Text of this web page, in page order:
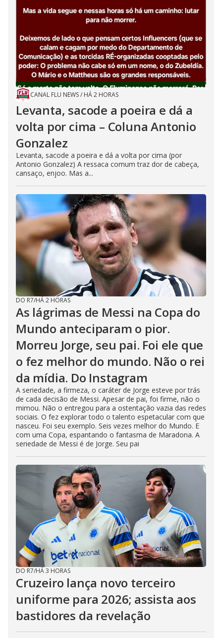
CANAL FLU NEWS/ HÁ 2 HORAS
Levanta, sacode a poeira e dá a
volta por cima – Coluna Antonio
Gonzalez
Levanta, sacode a poeira e dá a volta por cima (por
Antonio Gonzalez) A ressaca comum traz dor de cabeça,
cansaço, enjoo. Mas a...
DO R7/HÁ 2 HORAS
As lágrimas de Messi na Copa do
Mundo anteciparam o pior.
Morreu Jorge, seu pai. Foi ele que
o fez melhor do mundo. Não o rei
da mídia. Do Instagram
A seriedade, a firmeza, o caráter de Jorge esteve por trás
de cada decisão de Messi. Apesar de pai, foi firme, não o
mimou. Não o entregou para a ostentação vazia das redes
sociais. O fez explorar todo o talento espetacular com que
nasceu. Foi seu exemplo. Seis vezes melhor do Mundo. E
com uma Copa, espantando o fantasma de Maradona. A
seriedade de Messi é de Jorge. Seu pai
DO R7/HÁ 3 HORAS
Cruzeiro lança novo terceiro
uniforme para 2026; assista aos
bastidores da revelação